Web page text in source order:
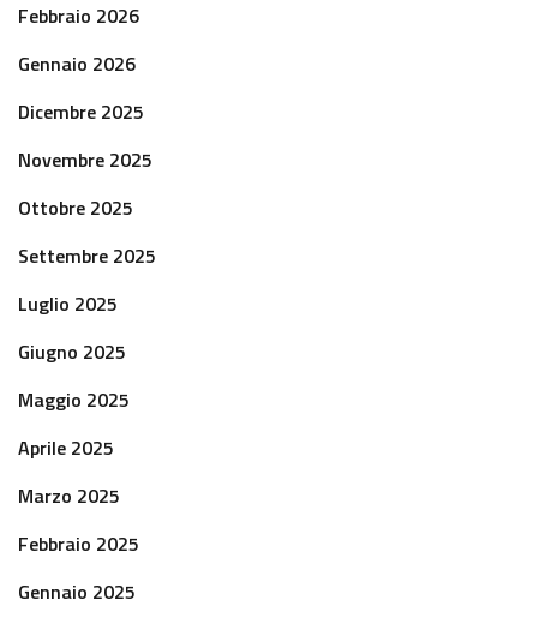
Febbraio 2026
Gennaio 2026
Dicembre 2025
Novembre 2025
Ottobre 2025
Settembre 2025
Luglio 2025
Giugno 2025
Maggio 2025
Aprile 2025
Marzo 2025
Febbraio 2025
Gennaio 2025